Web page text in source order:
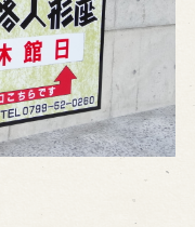
形の広がり